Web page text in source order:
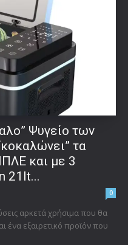
Ψυγείο των
τα
και με 3
21lt...
0
αρκετά χρήσιμα που θα
ένα εξαιρετικό προϊόν που